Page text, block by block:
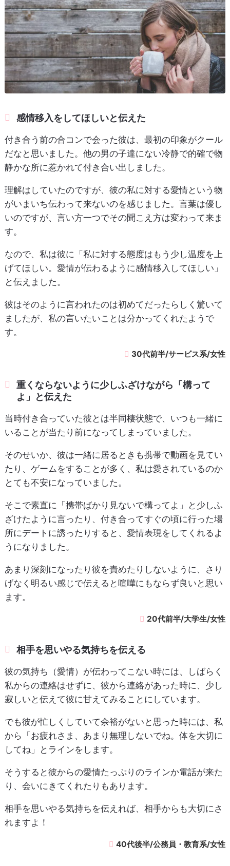
感情移入をしてほしいと伝えた
付き合う前の合コンで会った彼は、最初の印象がクール
だなと思いました。他の男の子達にない冷静で的確で物
静かな所に惹かれて付き合い出しました。
理解はしていたのですが、彼の私に対する愛情という物
がいまいち伝わって来ないのを感じました。言葉は優し
いのですが、言い方一つでその聞こえ方は変わって来ま
す。
なので、私は彼に「私に対する態度はもう少し温度を上
げてほしい。愛情が伝わるように感情移入してほしい」
と伝えました。
彼はそのように言われたのは初めてだったらしく驚いて
ましたが、私の言いたいことは分かってくれたようで
す。
30代前半/サービス系/女性
重くならないように少しふざけながら「構って
よ」と伝えた
当時付き合っていた彼とは半同棲状態で、いつも一緒に
いることが当たり前になってしまっていました。
そのせいか、彼は一緒に居るときも携帯で動画を見てい
たり、ゲームをすることが多く、私は愛されているのか
とても不安になっていました。
そこで素直に「携帯ばかり見ないで構ってよ」と少しふ
ざけたように言ったり、付き合ってすぐの頃に行った場
所にデートに誘ったりすると、愛情表現をしてくれるよ
うになりました。
あまり深刻になったり彼を責めたりしないように、さり
げなく明るい感じで伝えると喧嘩にもならず良いと思い
ます。
20代前半/大学生/女性
相手を思いやる気持ちを伝える
彼の気持ち（愛情）が伝わってこない時には、しばらく
私からの連絡はせずに、彼から連絡があった時に、少し
寂しいと伝えて彼に甘えてみることにしています。
でも彼が忙しくしていて余裕がないと思った時には、私
から「お疲れさま、あまり無理しないでね。体を大切に
してね」とラインをします。
そうすると彼からの愛情たっぷりのラインか電話が来た
り、会いにきてくれたりもあります。
相手を思いやる気持ちを伝えれば、相手からも大切にさ
れますよ！
40代後半/公務員・教育系/女性